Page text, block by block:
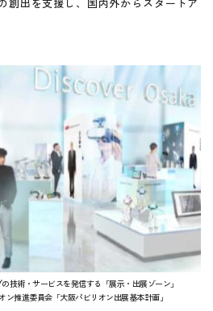
技術・サービスを発信する「展示・出展ゾーン」
ン推進委員会「大阪パビリオン出展基本計画」